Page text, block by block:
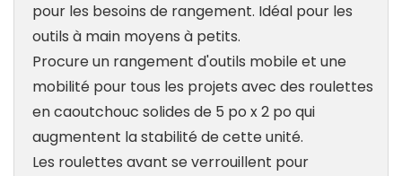
pour les besoins de rangement. Idéal pour les
outils à main moyens à petits.
Procure un rangement d'outils mobile et une
mobilité pour tous les projets avec des roulettes
en caoutchouc solides de 5 po x 2 po qui
augmentent la stabilité de cette unité.
Les roulettes avant se verrouillent pour